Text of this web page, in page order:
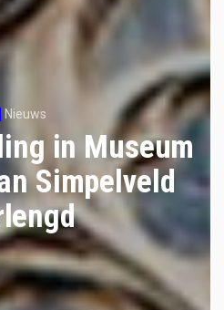
Nieuws
in Museum
Simpelveld